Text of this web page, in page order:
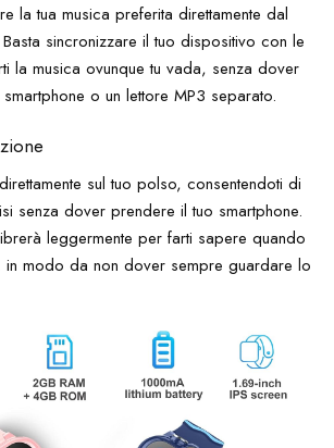
la tua musica preferita direttamente dal
sincronizzare il tuo dispositivo con le
la musica ovunque tu vada, senza dover
o un lettore MP3 separato.
sul tuo polso, consentendoti di
senza dover prendere il tuo smartphone.
leggermente per farti sapere quando
in modo da non dover sempre guardare lo